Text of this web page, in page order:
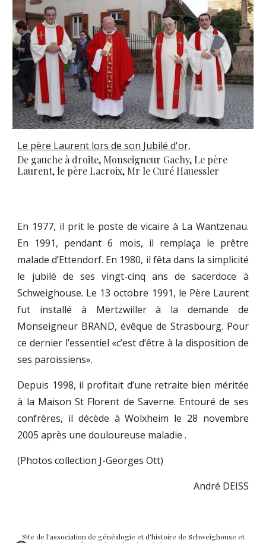
Le père Laurent lors de son Jubilé d'or,
De gauche à droite, Monseigneur Gachy, Le père
Laurent, le père Lacroix, Mr le Curé Hauessler
En 1977, il prit le poste de vicaire à La Wantzenau.
En 1991, pendant 6 mois, il remplaça le prêtre
malade d’Ettendorf. En 1980, il fêta dans la simplicité
le jubilé de ses vingt-cinq ans de sacerdoce à
Schweighouse. Le 13 octobre 1991, le Père Laurent
fut installé à Mertzwiller à la demande de
Monseigneur BRAND, évêque de Strasbourg. Pour
ce dernier l’essentiel «c’est d’être à la disposition de
ses paroissiens».
Depuis 1998, il profitait d’une retraite bien méritée
à la Maison St Florent de Saverne. Entouré de ses
confrères, il décède à Wolxheim le 28 novembre
2005 après une douloureuse maladie .
(Photos collection J-Georges Ott)
André DEISS
Site de l'association de généalogie et d'histoire de Schweighouse et